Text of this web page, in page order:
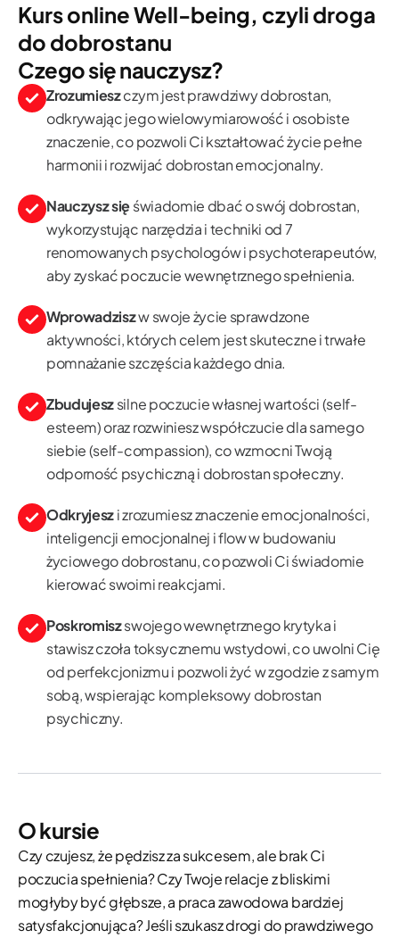
Kurs online Well-being, czyli droga
do dobrostanu
Czego się nauczysz?
Zrozumieszczym jest prawdziwy dobrostan,
odkrywając jego wielowymiarowość i osobiste
znaczenie, co pozwoli Ci kształtować życie pełne
harmonii i rozwijać dobrostan emocjonalny.
Nauczysz sięświadomie dbać o swój dobrostan,
wykorzystując narzędzia i techniki od 7
renomowanych psychologów i psychoterapeutów,
aby zyskać poczucie wewnętrznego spełnienia.
Wprowadziszw swoje życie sprawdzone
aktywności, których celem jest skuteczne i trwałe
pomnażanie szczęścia każdego dnia.
Zbudujeszsilne poczucie własnej wartości (self-
esteem) oraz rozwiniesz współczucie dla samego
siebie (self-compassion), co wzmocni Twoją
odporność psychiczną i dobrostan społeczny.
Odkryjeszi zrozumiesz znaczenie emocjonalności,
inteligencji emocjonalnej i flow w budowaniu
życiowego dobrostanu, co pozwoli Ci świadomie
kierować swoimi reakcjami.
Poskromiszswojego wewnętrznego krytyka i
stawisz czoła toksycznemu wstydowi, co uwolni Cię
od perfekcjonizmu i pozwoli żyć w zgodzie z samym
sobą, wspierając kompleksowy dobrostan
psychiczny.
O kursie
Czy czujesz, że pędzisz za sukcesem, ale brak Ci
poczucia spełnienia? Czy Twoje relacje z bliskimi
mogłyby być głębsze, a praca zawodowa bardziej
satysfakcjonująca? Jeśli szukasz drogi do prawdziwego